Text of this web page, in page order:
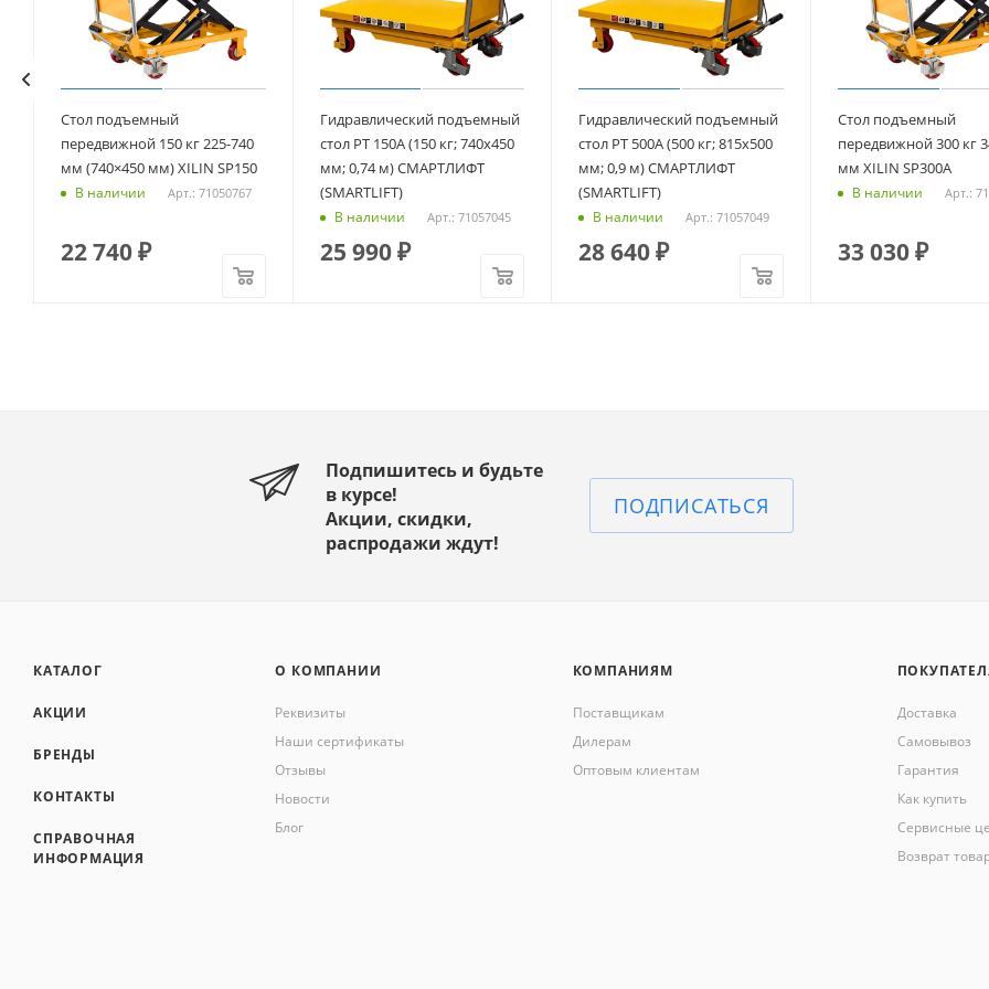
Стол подъемный
передвижной 150 кг 225-740
мм (740×450 мм) XILIN SP150
В наличии Арт.: 71050767
22 740₽
Гидравлический подъемный
стол PT 150A (150 кг; 740x450
мм; 0,74 м) СМАРТЛИФТ
(SMARTLIFT)
В наличии Арт.: 71057045
25 990₽
Гидравлический подъемный
стол PT 500A (500 кг; 815х500
мм; 0,9 м) СМАРТЛИФТ
(SMARTLIFT)
В наличии Арт.: 71057049
28 640₽
Стол подъемный
передвижной 300 кг
мм XILIN SP300А
В наличии Арт.:
33 030₽
Подпишитесь и будьте
в курсе!
Акции, скидки,
распродажи ждут!
ПОДПИСАТЬСЯ
КАТАЛОГ
АКЦИИ
БРЕНДЫ
КОНТАКТЫ
СПРАВОЧНАЯ
ИНФОРМАЦИЯ
О КОМПАНИИ
Реквизиты
Наши сертификаты
Отзывы
Новости
Блог
КОМПАНИЯМ
Поставщикам
Дилерам
Оптовым клиентам
Доставка
Самовывоз
Гарантия
Как купить
Сервисные
Возврат